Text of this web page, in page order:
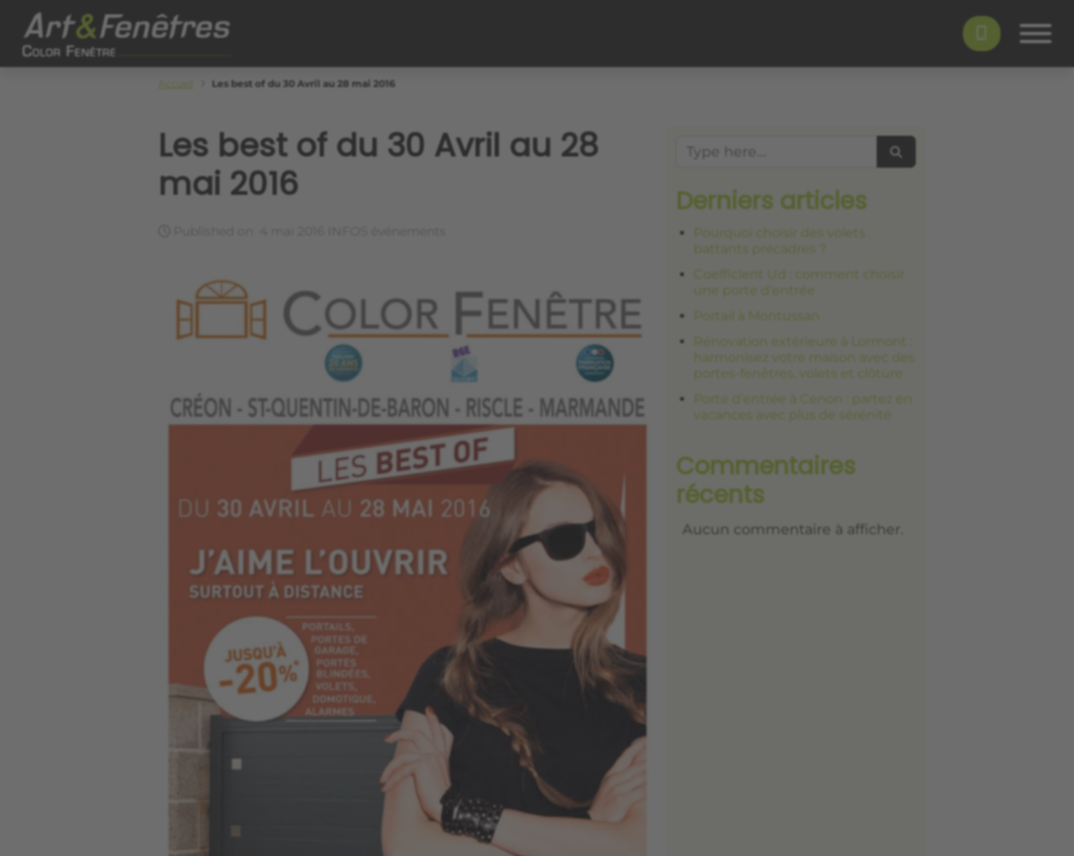
Skip to main content
Les best of du 30 Avril au 28 mai 2016
Les best of du 30 Avril au 28
mai 2016
Search
Derniers articles
Pourquoi choisir des volets
battants précadres ?
Coefficient Ud : comment choisir
une porte d’entrée
Portail à Montussan
Rénovation extérieure à Lormont :
harmonisez votre maison avec des
portes-fenêtres, volets et clôture
Porte d’entrée à Cenon : partez en
vacances avec plus de sérénité
Commentaires
récents
Aucun commentaire à afficher.
Color Fenêtre